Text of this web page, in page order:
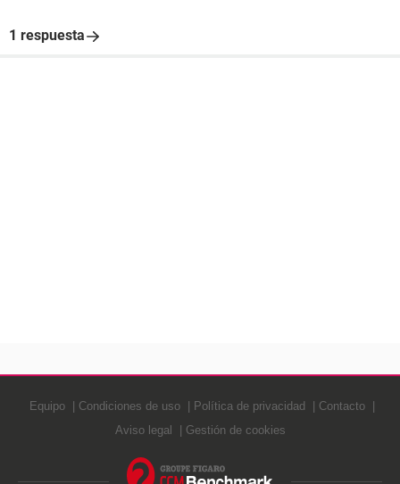
1 respuesta
Equipo Condiciones de uso Política de privacidad
Contacto
Aviso legal
Gestión de cookies